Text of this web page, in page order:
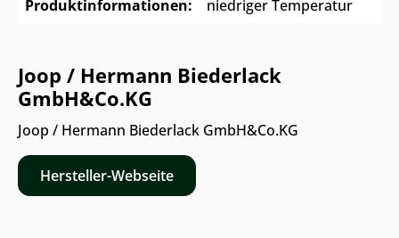
Produktinformationen:
niedriger Temperatur
Joop / Hermann Biederlack
GmbH&Co.KG
Joop / Hermann Biederlack GmbH&Co.KG
Hersteller-Webseite